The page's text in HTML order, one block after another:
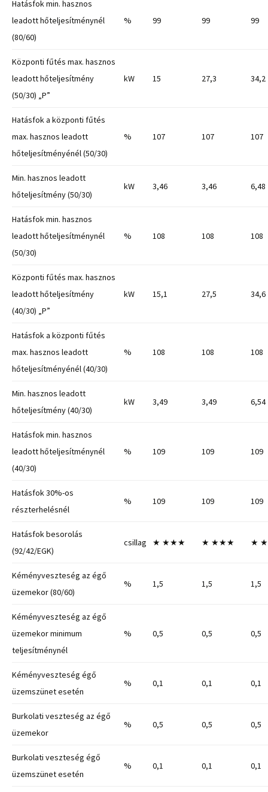
Hatásfok min. hasznos
leadott hőteljesítménynél
(80/60)
% 99 99 99
Központi fűtés max. hasznos
leadott hőteljesítmény
(50/30) „P”
kW 15 27,3 34,2
Hatásfok a központi fűtés
max. hasznos leadott
hőteljesítményénél (50/30)
% 107 107 107
Min. hasznos leadott
hőteljesítmény (50/30)
kW 3,46 3,46 6,48
Hatásfok min. hasznos
leadott hőteljesítménynél
(50/30)
% 108 108 108
Központi fűtés max. hasznos
leadott hőteljesítmény
(40/30) „P”
kW 15,1 27,5 34,6
Hatásfok a központi fűtés
max. hasznos leadott
hőteljesítményénél (40/30)
% 108 108 108
Min. hasznos leadott
hőteljesítmény (40/30)
kW 3,49 3,49 6,54
Hatásfok min. hasznos
leadott hőteljesítménynél
(40/30)
% 109 109 109
Hatásfok 30%-os
részterhelésnél
% 109 109 109
Hatásfok besorolás
(92/42/EGK)
csillag ★ ★★★ ★ ★★★ ★
Kéményveszteség az égő
üzemekor (80/60)
% 1,5 1,5 1,5
Kéményveszteség az égő
üzemekor minimum
teljesítménynél
% 0,5 0,5 0,5
Kéményveszteség égő
üzemszünet esetén
% 0,1 0,1 0,1
Burkolati veszteség az égő
üzemekor
% 0,5 0,5 0,5
Burkolati veszteség égő
üzemszünet esetén
% 0,1 0,1 0,1